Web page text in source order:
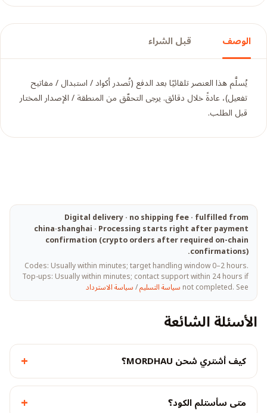
الوصف قبل الشراء
يُسلَّم هذا العنصر تلقائيًا بعد الدفع (تُصدر أكواد / استبدال / مفاتيح
تفعيل)، عادةً خلال دقائق. يرجى التحقّق من المنطقة / الإصدار المختار
قبل الطلب.
Digital delivery · no shipping fee · fulfilled from
china·shanghai · Processing starts right after payment
confirmation (crypto orders after required on-chain
confirmations).
Codes: Usually within minutes; target handling window 0–2 hours.
Top-ups: Usually within minutes; contact support within 24 hours if
not completed. See سياسة التسليم/سياسة الاسترداد
الأسئلة الشائعة
كيف أشتري شحن MORDHAU؟ +
متى سأستلم الكود؟ +